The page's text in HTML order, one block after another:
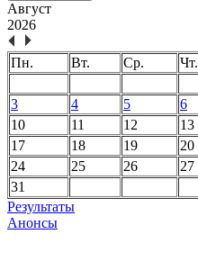
Август
2026
Пн. Вт. Ср. Чт.
3
4 5 6
10
11 12 13
17
18 19 20
24
25 26 27
31
Результаты
Анонсы